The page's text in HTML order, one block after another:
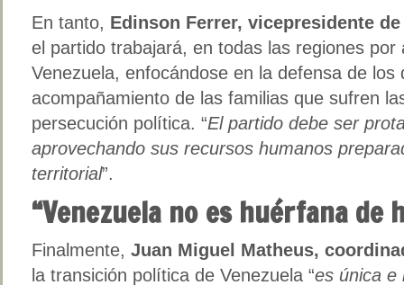
En tanto, Edinson Ferrer, vicepresidente
el partido trabajará, en todas las regiones por
Venezuela, enfocándose en la defensa de los
acompañamiento de las familias que sufren
persecución política. “El partido debe ser
aprovechando sus recursos humanos
territorial”.
“Venezuela no es huérfana de
Finalmente, Juan Miguel Matheus,
la transición política de Venezuela “es única e